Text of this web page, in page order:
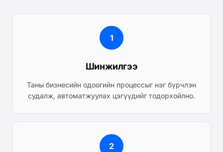
1
Шинжилгээ
Таны бизнесийн одоогийн процессыг нэг бүрчлэн
судалж, автоматжуулах цэгүүдийг тодорхойлно.
2